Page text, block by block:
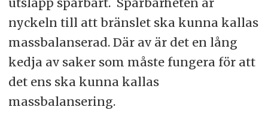
nyckeln till att bränslet ska kunna kallas
massbalanserad. Där av är det en lång
kedja av saker som måste fungera för att
det ens ska kunna kallas
massbalansering.